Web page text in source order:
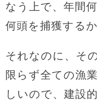
なう上で、年間
何頭を捕獲する
それなのに、そ
限らず全ての漁
しいので、建設